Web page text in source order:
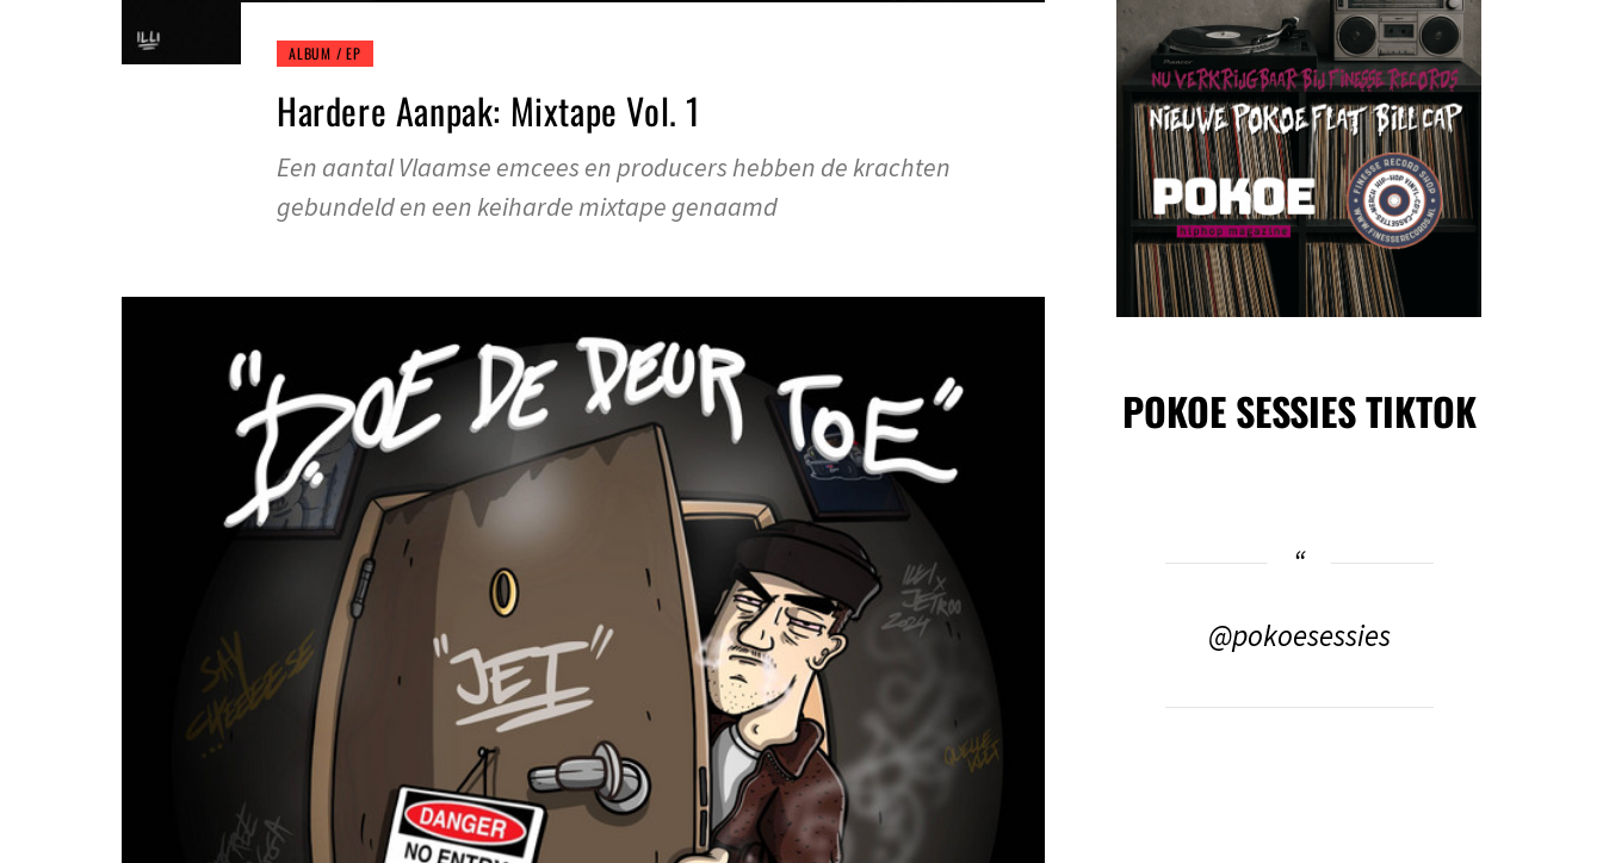
ALBUM / EP
Hardere Aanpak: Mixtape Vol. 1
Een aantal Vlaamse emcees en producers hebben de krachten
gebundeld en een keiharde mixtape genaamd
POKOE SESSIES TIKTOK
@pokoesessies